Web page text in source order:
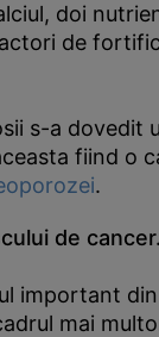
doi
de
s-a dovedit
fiind o
.
de cancer.
important
mai